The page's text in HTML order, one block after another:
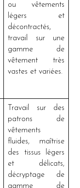
ou vêtements
légers et
décontractés,
travail sur une
gamme de
vêtement très
vastes et variées.
Travail sur des
patrons de
vêtements
fluides, maîtrise
des tissus légers
et délicats,
décryptage de
gamme de